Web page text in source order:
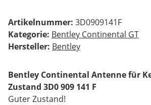
Artikelnummer: 3D0909141F
Kategorie: Bentley Continental GT
Hersteller: Bentley
Bentley Continental Antenne für
Zustand 3D0 909 141 F
Guter Zustand!